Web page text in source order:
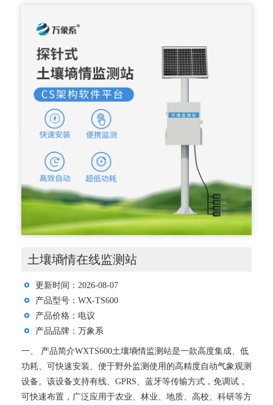
土壤墒情在线监测站
更新时间：2026-08-07
产品型号：WX-TS600
产品价格：电议
产品品牌：万象系
一、 产品简介WXTS600土壤墒情监测站是一款高度集成、低
功耗、可快速安装、便于野外监测使用的高精度自动气象观测
设备。该设备支持有线、GPRS、蓝牙等传输方式，免调试，
可快速布置，广泛应用于农业、林业、地质、高校、科研等方